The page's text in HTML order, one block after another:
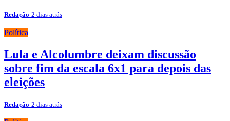
Redação 2 dias atrás
Política
Lula e Alcolumbre deixam discussão
sobre fim da escala 6x1 para depois das
eleições
Redação 2 dias atrás